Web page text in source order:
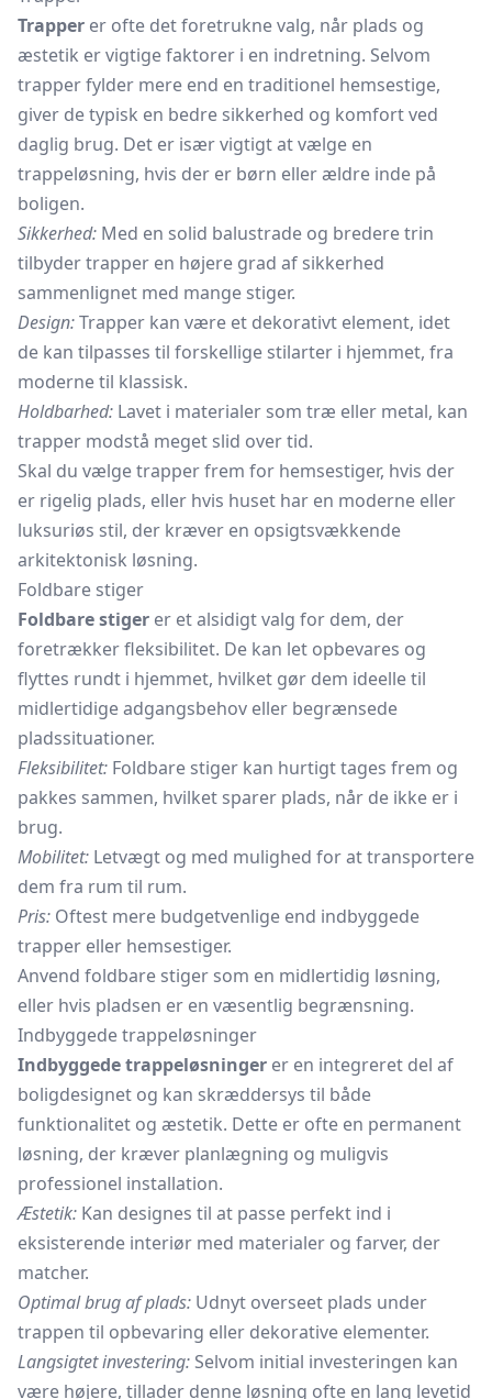
Trapper er ofte det foretrukne valg, når plads og
æstetik er vigtige faktorer i en indretning. Selvom
trapper fylder mere end en traditionel hemsestige,
giver de typisk en bedre sikkerhed og komfort ved
daglig brug. Det er især vigtigt at vælge en
trappeløsning, hvis der er børn eller ældre inde på
boligen.
Sikkerhed: Med en solid balustrade og bredere trin
tilbyder trapper en højere grad af sikkerhed
sammenlignet med mange stiger.
Design:Trapper kan være et dekorativt element, idet
de kan tilpasses til forskellige stilarter i hjemmet, fra
moderne til klassisk.
Holdbarhed: Lavet i materialer som træ eller metal, kan
trapper modstå meget slid over tid.
Skal du vælge trapper frem for hemsestiger, hvis der
er rigelig plads, eller hvis huset har en moderne eller
luksuriøs stil, der kræver en opsigtsvækkende
arkitektonisk løsning.
Foldbare stiger
Foldbare stiger er et alsidigt valg for dem, der
foretrækker fleksibilitet. De kan let opbevares og
flyttes rundt i hjemmet, hvilket gør dem ideelle til
midlertidige adgangsbehov eller begrænsede
pladssituationer.
Fleksibilitet: Foldbare stiger kan hurtigt tages frem og
pakkes sammen, hvilket sparer plads, når de ikke er i
brug.
Mobilitet: Letvægt og med mulighed for at transportere
dem fra rum til rum.
Pris: Oftest mere budgetvenlige end indbyggede
trapper eller hemsestiger.
Anvend foldbare stiger som en midlertidig løsning,
eller hvis pladsen er en væsentlig begrænsning.
Indbyggede trappeløsninger
Indbyggede trappeløsninger er en integreret del af
boligdesignet og kan skræddersys til både
funktionalitet og æstetik. Dette er ofte en permanent
løsning, der kræver planlægning og muligvis
professionel installation.
Æstetik: Kan designes til at passe perfekt ind i
eksisterende interiør med materialer og farver, der
matcher.
Optimal brug af plads: Udnyt overseet plads under
trappen til opbevaring eller dekorative elementer.
Langsigtet investering: Selvom initial investeringen kan
være højere, tillader denne løsning ofte en lang levetid